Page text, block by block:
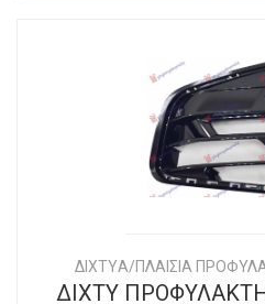
ΔΙΧΤYΑ/ΠΛΑΙΣΙΑ
ΔΙΧΤΥ